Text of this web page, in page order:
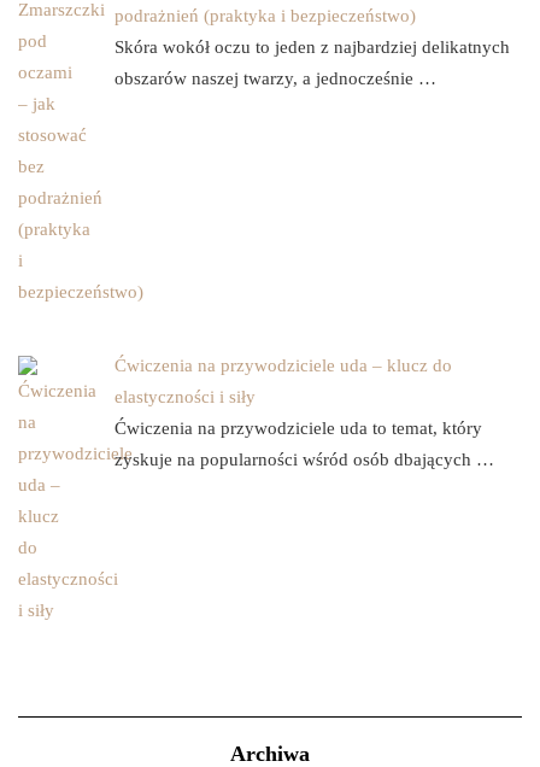
podrażnień (praktyka i bezpieczeństwo)
Skóra wokół oczu to jeden z najbardziej delikatnych
obszarów naszej twarzy, a jednocześnie …
Ćwiczenia na przywodziciele uda – klucz do
elastyczności i siły
Ćwiczenia na przywodziciele uda to temat, który
zyskuje na popularności wśród osób dbających …
Archiwa